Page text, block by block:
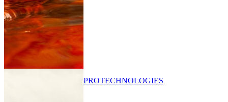
PROTECHNOLOGIES